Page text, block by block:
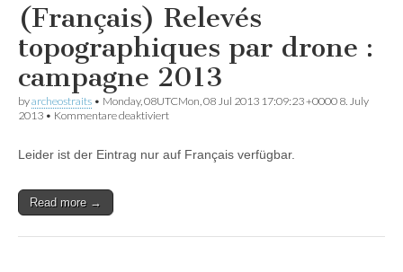
(Français) Relevés
topographiques par drone :
campagne 2013
byarcheostraits • Monday, 08UTCMon, 08 Jul 2013 17:09:23 +0000 8. July
2013 • Kommentare deaktiviertfür
topographiques
Leider ist der Eintrag nur auf Français verfügbar.
Read more →